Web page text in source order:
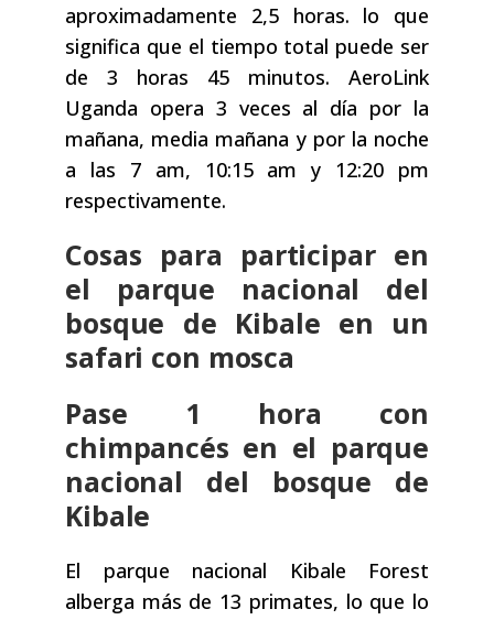
aproximadamente 2,5 horas. lo que
significa que el tiempo total puede ser
de 3 horas 45 minutos. AeroLink
Uganda opera 3 veces al día por la
mañana, media mañana y por la noche
a las 7 am, 10:15 am y 12:20 pm
respectivamente.
Cosas para participar en
el parque nacional del
bosque de Kibale en un
safari con mosca
Pase 1 hora con
chimpancés en el parque
nacional del bosque de
Kibale
El parque nacional Kibale Forest
alberga más de 13 primates, lo que lo